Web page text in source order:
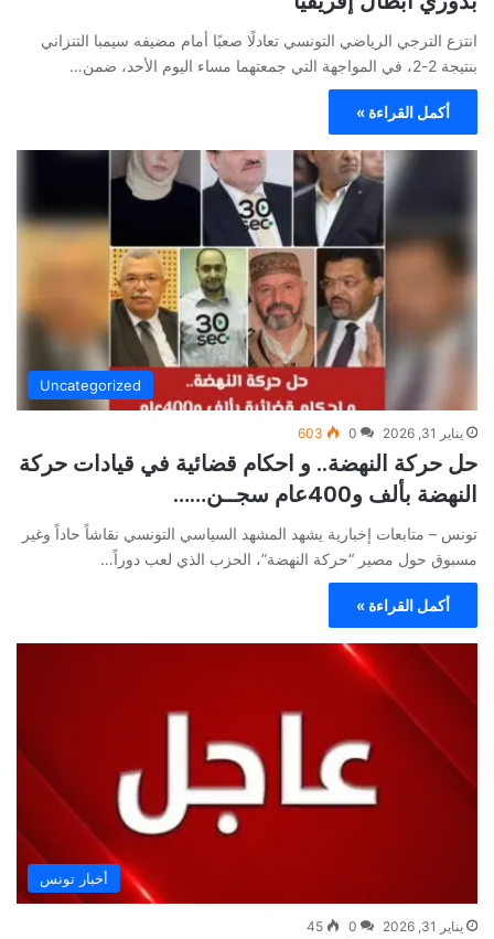
انتزع الترجي الرياضي التونسي تعادلًا صعبًا أمام مضيفه سيمبا التنزاني
بنتيجة 2-2، في المواجهة التي جمعتهما مساء اليوم الأحد، ضمن…
أكمل القراءة »
Uncategorized
يناير 31, 2026 0
603
حل حركة النهضة.. و احكام قضائية في قيادات حركة
النهضة بألف و400عام سجــن……
تونس – متابعات إخبارية يشهد المشهد السياسي التونسي نقاشاً حاداً وغير
مسبوق حول مصير “حركة النهضة”، الحزب الذي لعب دوراً…
أكمل القراءة »
أخبار تونس
يناير 31, 2026 0
45